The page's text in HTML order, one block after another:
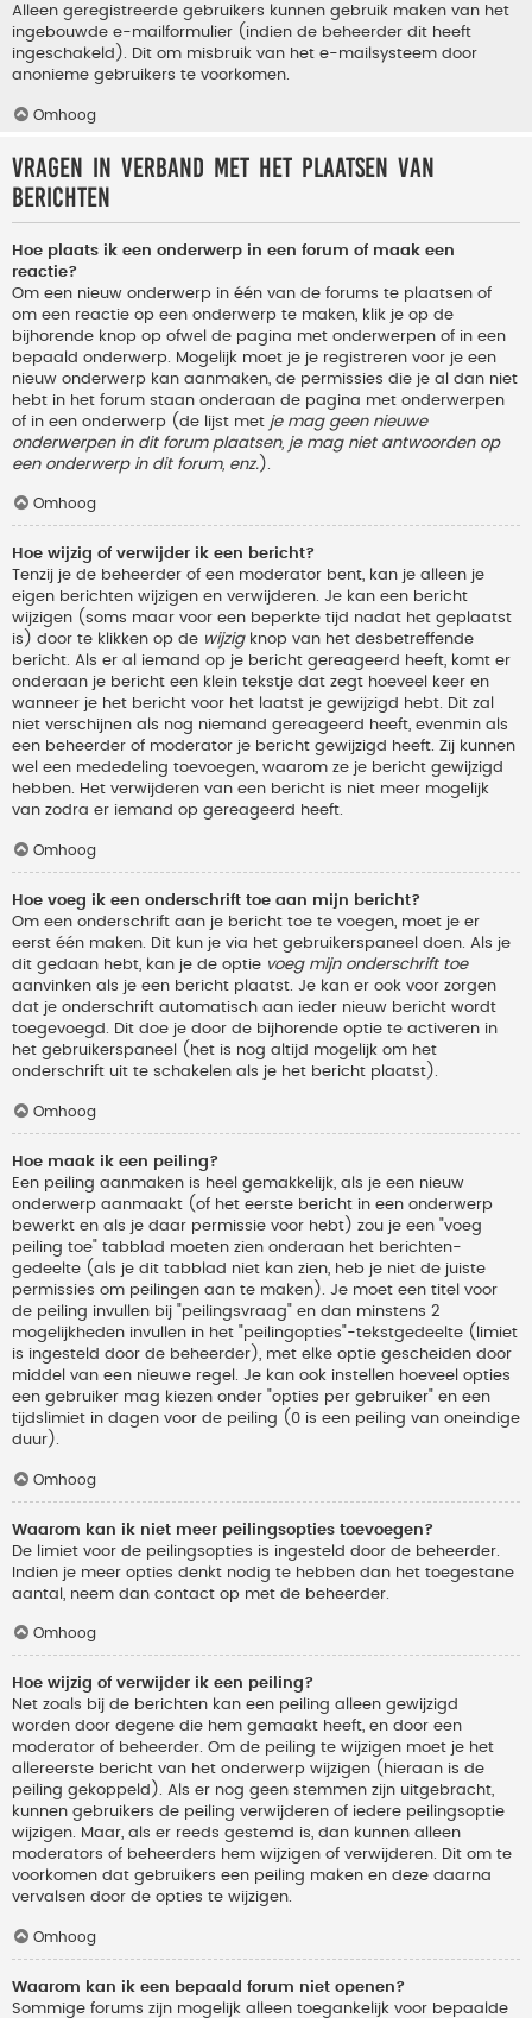
Alleen geregistreerde gebruikers kunnen gebruik maken van het
ingebouwde e-mailformulier (indien de beheerder dit heeft
ingeschakeld). Dit om misbruik van het e-mailsysteem door
anonieme gebruikers te voorkomen.
Omhoog
Vragen in verband met het plaatsen van
berichten
Hoe plaats ik een onderwerp in een forum of maak een
reactie?
Om een nieuw onderwerp in één van de forums te plaatsen of
om een reactie op een onderwerp te maken, klik je op de
bijhorende knop op ofwel de pagina met onderwerpen of in een
bepaald onderwerp. Mogelijk moet je je registreren voor je een
nieuw onderwerp kan aanmaken, de permissies die je al dan niet
hebt in het forum staan onderaan de pagina met onderwerpen
of in een onderwerp (de lijst met je mag geen nieuwe
onderwerpen in dit forum plaatsen, je mag niet antwoorden op
een onderwerp in dit forum, enz. ).
Omhoog
Hoe wijzig of verwijder ik een bericht?
Tenzij je de beheerder of een moderator bent, kan je alleen je
eigen berichten wijzigen en verwijderen. Je kan een bericht
wijzigen (soms maar voor een beperkte tijd nadat het geplaatst
is) door te klikken op de wijzigknop van het desbetreffende
bericht. Als er al iemand op je bericht gereageerd heeft, komt er
onderaan je bericht een klein tekstje dat zegt hoeveel keer en
wanneer je het bericht voor het laatst je gewijzigd hebt. Dit zal
niet verschijnen als nog niemand gereageerd heeft, evenmin als
een beheerder of moderator je bericht gewijzigd heeft. Zij kunnen
wel een mededeling toevoegen, waarom ze je bericht gewijzigd
hebben. Het verwijderen van een bericht is niet meer mogelijk
van zodra er iemand op gereageerd heeft.
Omhoog
Hoe voeg ik een onderschrift toe aan mijn bericht?
Om een onderschrift aan je bericht toe te voegen, moet je er
eerst één maken. Dit kun je via het gebruikerspaneel doen. Als je
dit gedaan hebt, kan je de optie voeg mijn onderschrift toe
aanvinken als je een bericht plaatst. Je kan er ook voor zorgen
dat je onderschrift automatisch aan ieder nieuw bericht wordt
toegevoegd. Dit doe je door de bijhorende optie te activeren in
het gebruikerspaneel (het is nog altijd mogelijk om het
onderschrift uit te schakelen als je het bericht plaatst).
Omhoog
Hoe maak ik een peiling?
Een peiling aanmaken is heel gemakkelijk, als je een nieuw
onderwerp aanmaakt (of het eerste bericht in een onderwerp
bewerkt en als je daar permissie voor hebt) zou je een "voeg
peiling toe" tabblad moeten zien onderaan het berichten-
gedeelte (als je dit tabblad niet kan zien, heb je niet de juiste
permissies om peilingen aan te maken). Je moet een titel voor
de peiling invullen bij "peilingsvraag" en dan minstens 2
mogelijkheden invullen in het "peilingopties"-tekstgedeelte (limiet
is ingesteld door de beheerder), met elke optie gescheiden door
middel van een nieuwe regel. Je kan ook instellen hoeveel opties
een gebruiker mag kiezen onder "opties per gebruiker" en een
tijdslimiet in dagen voor de peiling (0 is een peiling van oneindige
duur).
Omhoog
Waarom kan ik niet meer peilingsopties toevoegen?
De limiet voor de peilingsopties is ingesteld door de beheerder.
Indien je meer opties denkt nodig te hebben dan het toegestane
aantal, neem dan contact op met de beheerder.
Omhoog
Hoe wijzig of verwijder ik een peiling?
Net zoals bij de berichten kan een peiling alleen gewijzigd
worden door degene die hem gemaakt heeft, en door een
moderator of beheerder. Om de peiling te wijzigen moet je het
allereerste bericht van het onderwerp wijzigen (hieraan is de
peiling gekoppeld). Als er nog geen stemmen zijn uitgebracht,
kunnen gebruikers de peiling verwijderen of iedere peilingsoptie
wijzigen. Maar, als er reeds gestemd is, dan kunnen alleen
moderators of beheerders hem wijzigen of verwijderen. Dit om te
voorkomen dat gebruikers een peiling maken en deze daarna
vervalsen door de opties te wijzigen.
Omhoog
Waarom kan ik een bepaald forum niet openen?
Sommige forums zijn mogelijk alleen toegankelijk voor bepaalde